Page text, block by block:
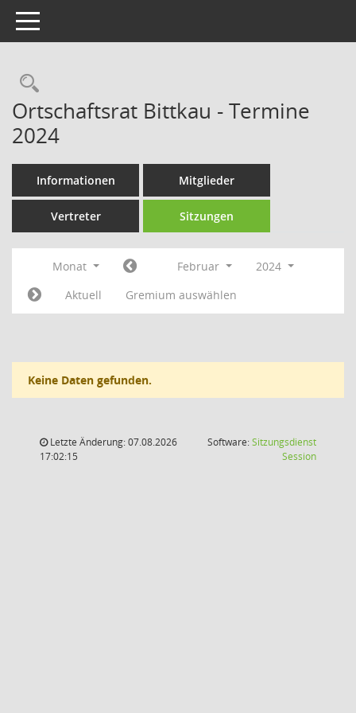
Toggle navigation
Rechercheauswahl
Ortschaftsrat Bittkau - Termine
2024
Informationen Mitglieder
Vertreter Sitzungen
Monat Februar
2024
Aktuell
Gremium auswählen
Keine Daten gefunden.
Letzte Änderung: 07.08.2026
17:02:15
Software:Sitzungsdienst
Session(Wird in